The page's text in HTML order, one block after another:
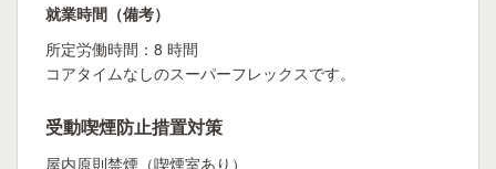
就業時間（備考）
所定労働時間：8 時間
コアタイムなしのスーパーフレックスです。
受動喫煙防止措置対策
屋内原則禁煙（喫煙室あり）